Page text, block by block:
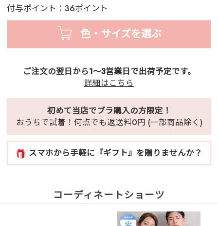
付与ポイント：36ポイント
色・サイズを選ぶ
ご注文の翌日から1～3営業日で出荷予定です。
詳細はこちら
初めて当店でブラ購入の方限定！
おうちで試着！何点でも返送料0円 (一部商品除く)
スマホから手軽に『ギフト』を贈りませんか？
コーディネートショーツ